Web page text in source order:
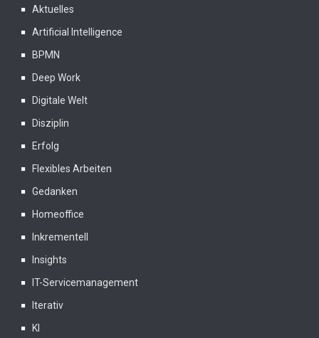
Aktuelles
Artificial Intelligence
BPMN
Deep Work
Digitale Welt
Disziplin
Erfolg
Flexibles Arbeiten
Gedanken
Homeoffice
Inkrementell
Insights
IT-Servicemanagement
Iterativ
KI